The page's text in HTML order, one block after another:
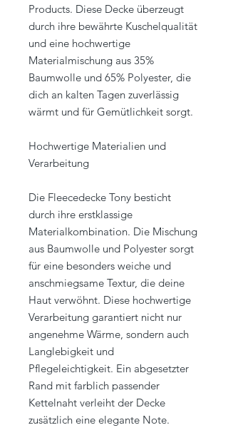
Products. Diese Decke überzeugt
durch ihre bewährte Kuschelqualität
und eine hochwertige
Materialmischung aus 35%
Baumwolle und 65% Polyester, die
dich an kalten Tagen zuverlässig
wärmt und für Gemütlichkeit sorgt.
Hochwertige Materialien und
Verarbeitung
Die Fleecedecke Tony besticht
durch ihre erstklassige
Materialkombination. Die Mischung
aus Baumwolle und Polyester sorgt
für eine besonders weiche und
anschmiegsame Textur, die deine
Haut verwöhnt. Diese hochwertige
Verarbeitung garantiert nicht nur
angenehme Wärme, sondern auch
Langlebigkeit und
Pflegeleichtigkeit. Ein abgesetzter
Rand mit farblich passender
Kettelnaht verleiht der Decke
zusätzlich eine elegante Note.